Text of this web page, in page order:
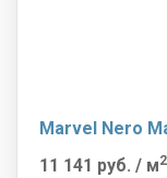
Marvel Nero
11 141 руб. / м2